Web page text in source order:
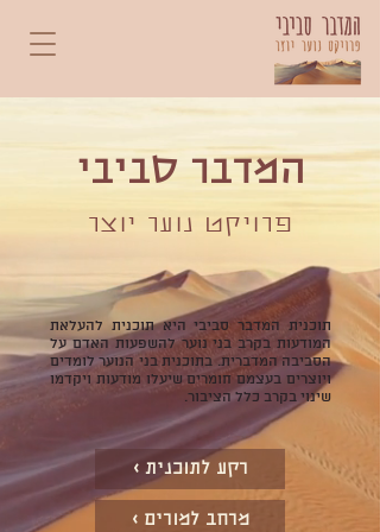
המדבר סביבי
פרויקט נוער יוצר
תוכנית המדבר סביבי היא תוכנית להעלאת
המודעות בקרב בני נוער להשפעות האדם על
הסביבה המדברית. בתוכנית בני הנוער לומדים
ויוצרים בעצמם חומרים שיעלו מודעות ויקדמו
שינוי בקרב כלל הציבור.
רקע לתוכנית >
מרחב למורים >